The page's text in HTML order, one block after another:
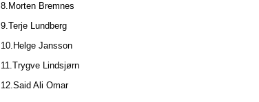
8.Morten Bremnes
9.Terje Lundberg
10.Helge Jansson
11.Trygve Lindsjørn
12.Said Ali Omar